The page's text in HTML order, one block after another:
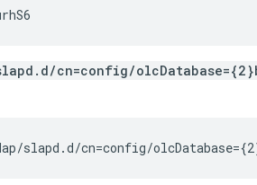
cn=config/
slapd.d/cn=config/